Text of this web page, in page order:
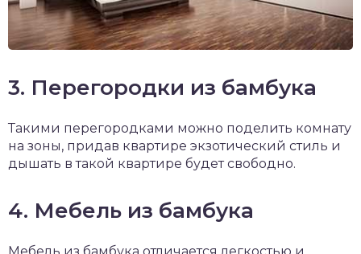
3. Перегородки из бамбука
Такими перегородками можно поделить комнату
на зоны, придав квартире экзотический стиль и
дышать в такой квартире будет свободно.
4. Мебель из бамбука